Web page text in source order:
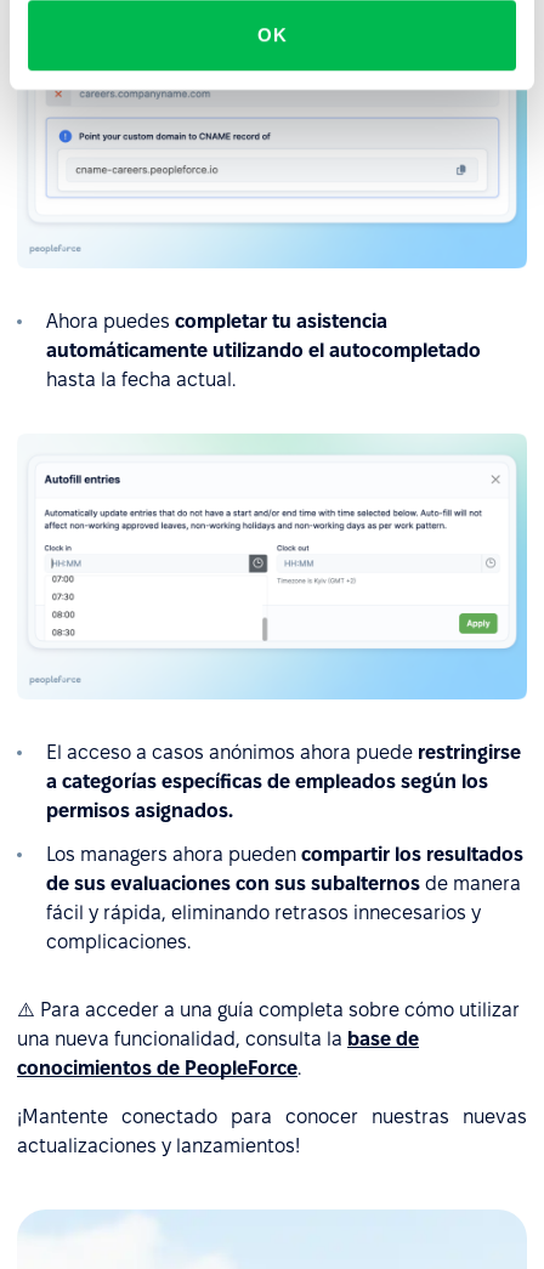
OK
Ahora puedes completar tu asistencia
automáticamente utilizando el autocompletado
hasta la fecha actual.
El acceso a casos anónimos ahora puede restringirse
a categorías específicas de empleados según los
permisos asignados.
Los managers ahora pueden compartir los resultados
de sus evaluaciones con sus subalternos de manera
fácil y rápida, eliminando retrasos innecesarios y
complicaciones.
⚠️ Para acceder a una guía completa sobre cómo utilizar
una nueva funcionalidad, consulta la base de
conocimientos de PeopleForce.
¡Mantente conectado para conocer nuestras nuevas
actualizaciones y lanzamientos!